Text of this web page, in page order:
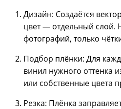
Дизайн: Создаётся
цвет — отдельный слой.
фотографий, только
Подбор плёнки: Для
винил нужного оттенка
или собственные цвета
Резка: Плёнка